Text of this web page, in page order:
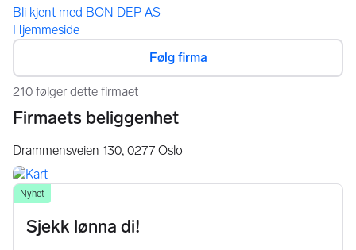
Bli kjent med BON DEP AS
Hjemmeside
Følg firma
210 følger dette firmaet
Firmaets beliggenhet
Drammensveien 130, 0277 Oslo